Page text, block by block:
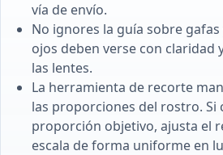
vía de envío.
No ignores la guía sobre gafas
ojos deben verse con claridad
las lentes.
La herramienta de recorte
las proporciones del rostro. Si
proporción objetivo, ajusta el
escala de forma uniforme en